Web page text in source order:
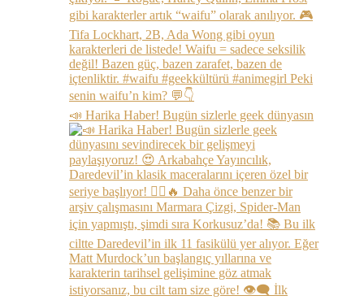
📣 Harika Haber! Bugün sizlerle geek dünyasın